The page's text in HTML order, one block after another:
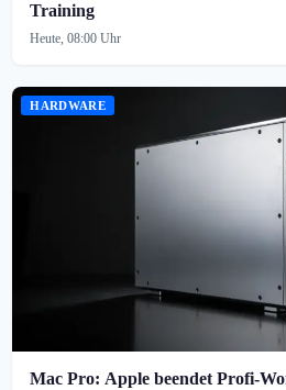
Training
Heute, 08:00 Uhr
HARDWARE
Mac Pro: Apple beendet Profi-